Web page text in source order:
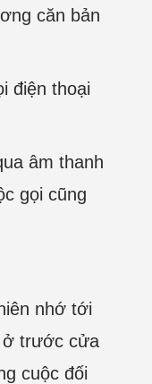
căn bản
điện thoại
âm thanh
gọi cũng
nhớ tới
ở trước cửa
cuộc đối